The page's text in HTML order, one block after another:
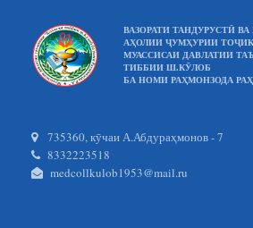
ВАЗОРАТИ ТАНДУРУСТӢ
АҲОЛИИ ҶУМҲУРИИ
МУАССИСАИ ДАВЛАТИИ
ТИББИИ Ш.КӮЛОБ
БА НОМИ РАҲМОНЗОДА
735360, кӯчаи А.Абдураҳмонов - 7
8332223518
medcollkulob1953@mail.ru